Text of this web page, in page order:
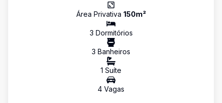
Área Privativa 150m²
3 Dormitórios
3 Banheiros
1 Suíte
4 Vagas